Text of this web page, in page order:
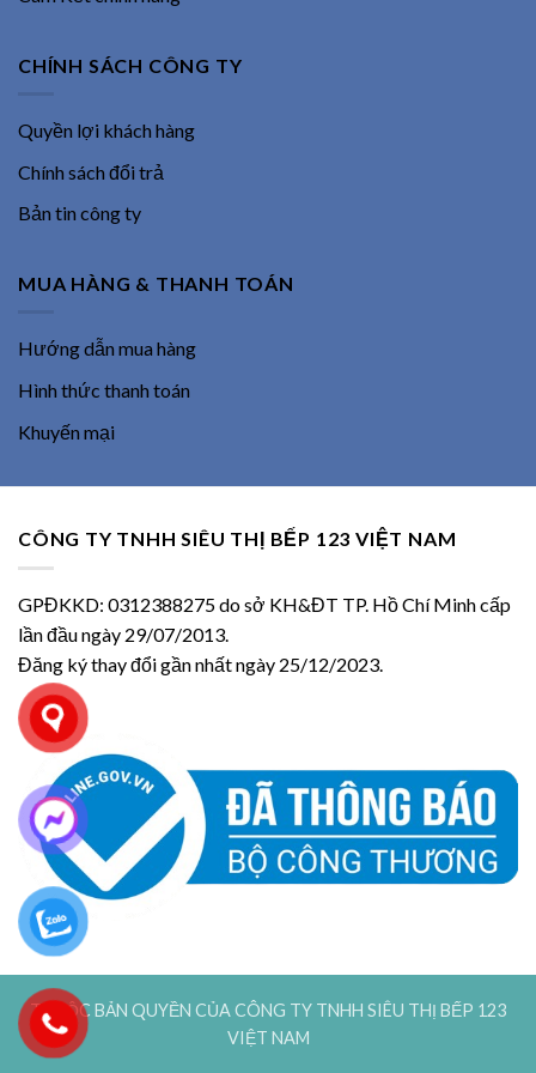
CHÍNH SÁCH CÔNG TY
Quyền lợi khách hàng
Chính sách đổi trả
Bản tin công ty
MUA HÀNG & THANH TOÁN
Hướng dẫn mua hàng
Hình thức thanh toán
Khuyến mại
CÔNG TY TNHH SIÊU THỊ BẾP 123 VIỆT NAM
GPĐKKD: 0312388275 do sở KH&ĐT TP. Hồ Chí Minh cấp
lần đầu ngày 29/07/2013.
Đăng ký thay đổi gần nhất ngày 25/12/2023.
THUỘC BẢN QUYỀN CỦA CÔNG TY TNHH SIÊU THỊ BẾP 123
VIỆT NAM